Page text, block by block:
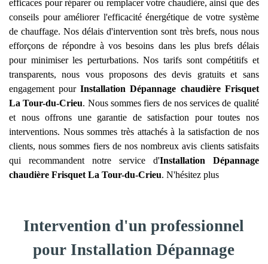
efficaces pour réparer ou remplacer votre chaudière, ainsi que des
conseils pour améliorer l'efficacité énergétique de votre système
de chauffage. Nos délais d'intervention sont très brefs, nous nous
efforçons de répondre à vos besoins dans les plus brefs délais
pour minimiser les perturbations. Nos tarifs sont compétitifs et
transparents, nous vous proposons des devis gratuits et sans
engagement pourInstallation Dépannage chaudière Frisquet
La Tour-du-Crieu. Nous sommes fiers de nos services de qualité
et nous offrons une garantie de satisfaction pour toutes nos
interventions. Nous sommes très attachés à la satisfaction de nos
clients, nous sommes fiers de nos nombreux avis clients satisfaits
qui recommandent notre service d'Installation Dépannage
chaudière Frisquet La Tour-du-Crieu. N'hésitez plus
Intervention d'un professionnel
pour Installation Dépannage